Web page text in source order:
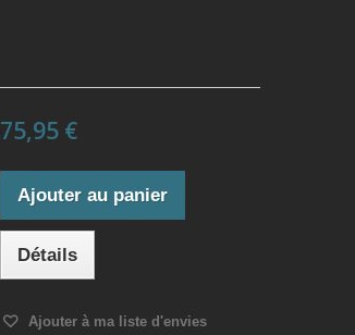
75,95 €
Ajouter au panier
Détails
Ajouter à ma liste d'envies